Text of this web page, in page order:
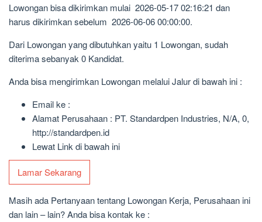
Lowongan bisa dikirimkan mulai 2026-05-17 02:16:21 dan
harus dikirimkan sebelum 2026-06-06 00:00:00.
Dari Lowongan yang dibutuhkan yaitu 1 Lowongan, sudah
diterima sebanyak 0 Kandidat.
Anda bisa mengirimkan Lowongan melalui Jalur di bawah ini :
Email ke :
Alamat Perusahaan : PT. Standardpen Industries, N/A, 0,
http://standardpen.id
Lewat Link di bawah ini
Lamar Sekarang
Masih ada Pertanyaan tentang Lowongan Kerja, Perusahaan ini
dan lain – lain? Anda bisa kontak ke :